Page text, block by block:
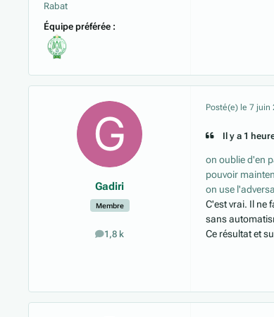
Rabat
Équipe préférée :
Gadiri
Membre
1,8 k
messages
Posté(e) le 7 juin
Il y a 1
on oublie d'en
pouvoir
on use
C'est vrai. Il ne
sans
Ce résultat et